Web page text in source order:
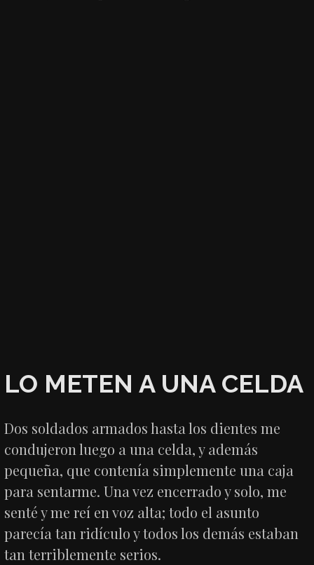
LO METEN A UNA CELDA
Dos soldados armados hasta los dientes me
condujeron luego a una celda, y además
pequeña, que contenía simplemente una caja
para sentarme. Una vez encerrado y solo, me
senté y me reí en voz alta; todo el asunto
parecía tan ridículo y todos los demás estaban
tan terriblemente serios.